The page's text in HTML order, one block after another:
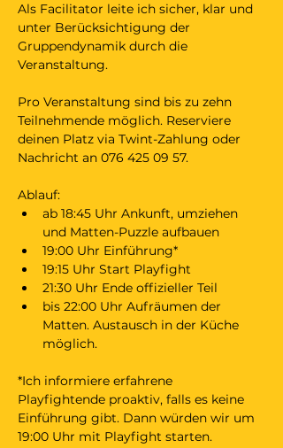
Als Facilitator leite ich sicher, klar und
unter Berücksichtigung der
Gruppendynamik durch die
Veranstaltung.
Pro Veranstaltung sind bis zu zehn
Teilnehmende möglich. Reserviere
deinen Platz via Twint-Zahlung oder
Nachricht an 076 425 09 57.
Ablauf:
ab 18:45 Uhr Ankunft, umziehen
und Matten-Puzzle aufbauen
19:00 Uhr Einführung*
19:15 Uhr Start Playfight
21:30 Uhr Ende offizieller Teil
bis 22:00 Uhr Aufräumen der
Matten. Austausch in der Küche
möglich.
*Ich informiere erfahrene
Playfightende proaktiv, falls es keine
Einführung gibt. Dann würden wir um
19:00 Uhr mit Playfight starten.